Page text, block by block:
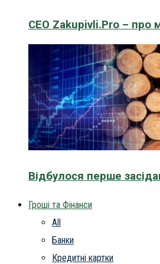
CEO Zakupivli.Pro – про
Відбулося перше
Гроші та Фінанси
All
Банки
Кредитні картки